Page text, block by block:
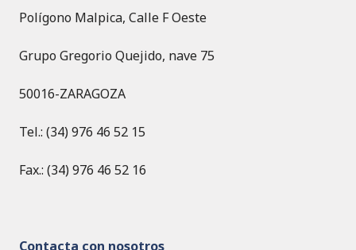
Polígono Malpica, Calle F Oeste
Grupo Gregorio Quejido, nave 75
50016-ZARAGOZA
Tel.: (34) 976 46 52 15
Fax.: (34) 976 46 52 16
Contacta con nosotros